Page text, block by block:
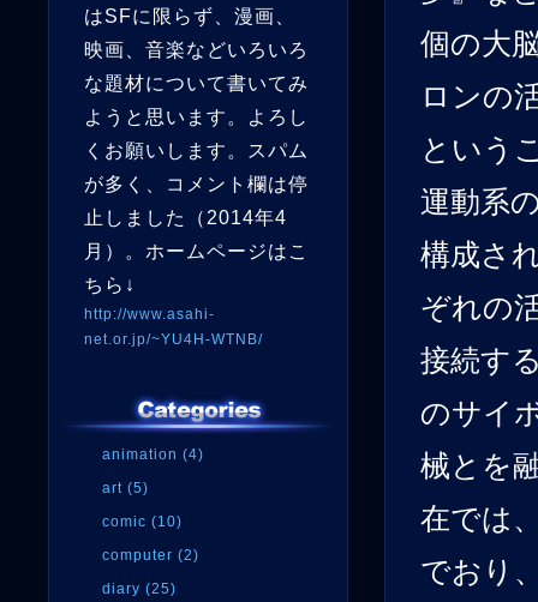
はSFに限らず、漫画、
映画、音楽などいろいろ
な題材について書いてみ
ようと思います。よろし
くお願いします。スパム
が多く、コメント欄は停
止しました（2014年4
月）。ホームページはこ
ちら↓
http://www.asahi-
net.or.jp/~YU4H-WTNB/
animation (4)
art (5)
comic (10)
computer (2)
diary (25)
個の大
ロンの
という
運動系
構成さ
ぞれの
接続す
のサイ
械とを
在では
でおり